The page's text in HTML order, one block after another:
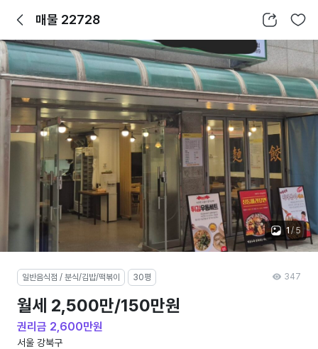
뒤로가기매물 22728 공유하기 찜하기
1 / 5
일반음식점 / 분식/김밥/떡볶이 30평
월세 2,500만/150만원
권리금 2,600만원
서울 강북구
347